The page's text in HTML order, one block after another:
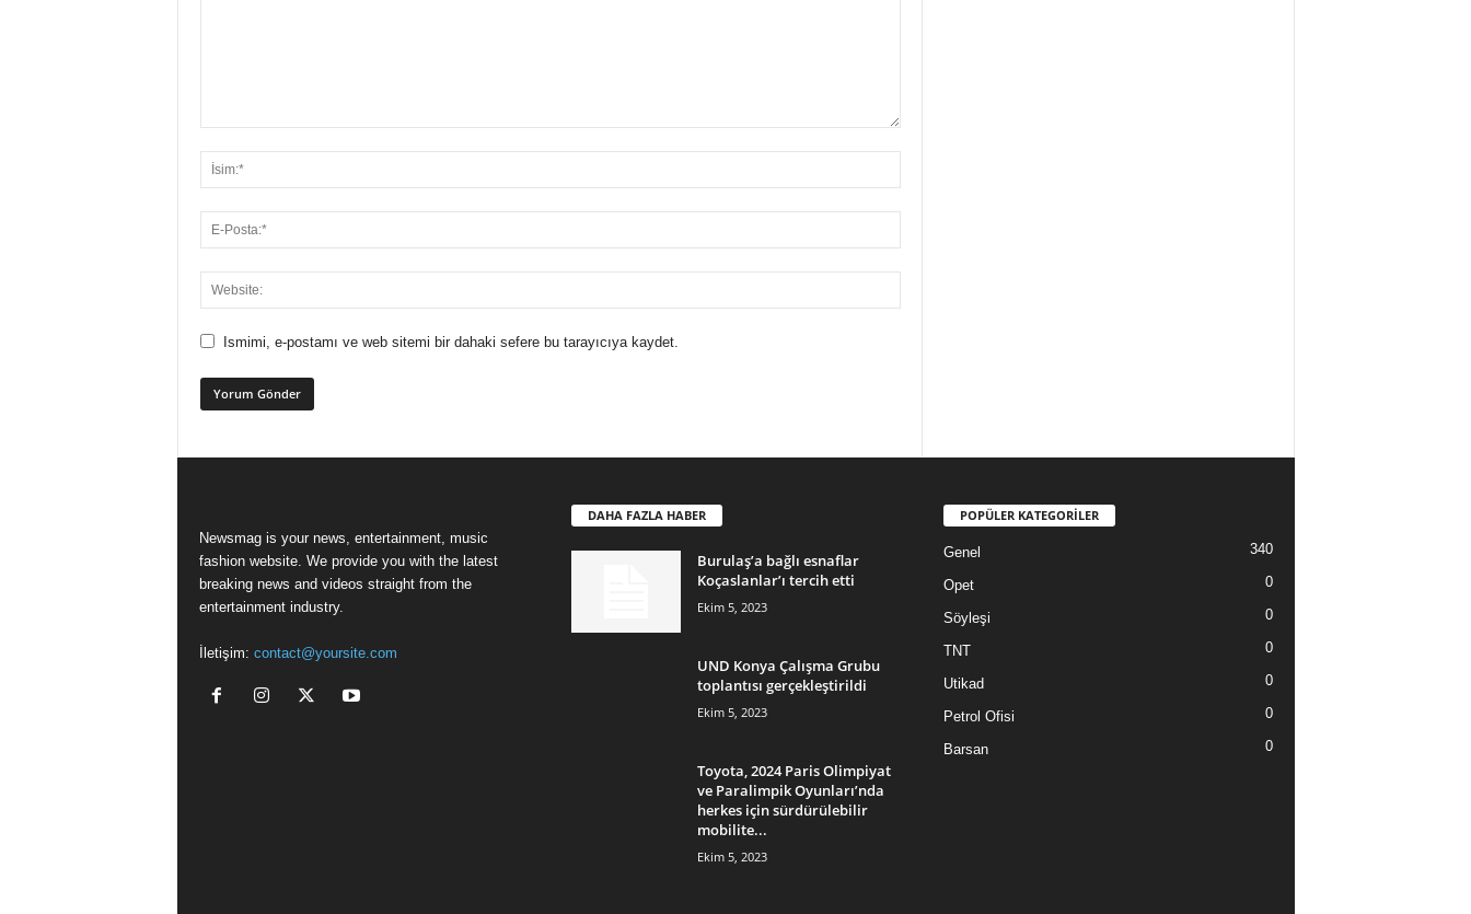
Ismimi, e-postamı ve web sitemi bir dahaki sefere bu tarayıcıya kaydet.
Newsmag is your news, entertainment, music
fashion website. We provide you with the latest
breaking news and videos straight from the
entertainment industry.
İletişim: contact@yoursite.com
DAHA FAZLA HABER
Burulaş’a bağlı esnaflar
Koçaslanlar’ı tercih etti
Ekim 5, 2023
UND Konya Çalışma Grubu
toplantısı gerçekleştirildi
Ekim 5, 2023
Toyota, 2024 Paris Olimpiyat
ve Paralimpik Oyunları’nda
herkes için sürdürülebilir
mobilite...
Ekim 5, 2023
POPÜLER KATEGORİLER
Genel 340
Opet 0
Söyleşi 0
TNT 0
Utikad 0
Petrol Ofisi 0
Barsan 0